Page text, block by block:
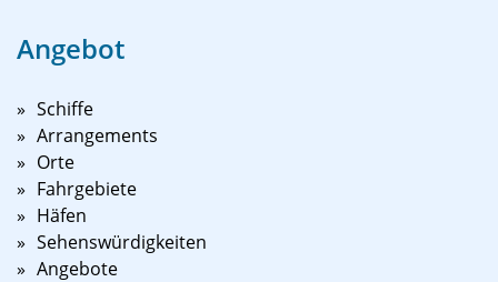
Angebot
Schiffe
Arrangements
Orte
Fahrgebiete
Häfen
Sehenswürdigkeiten
Angebote